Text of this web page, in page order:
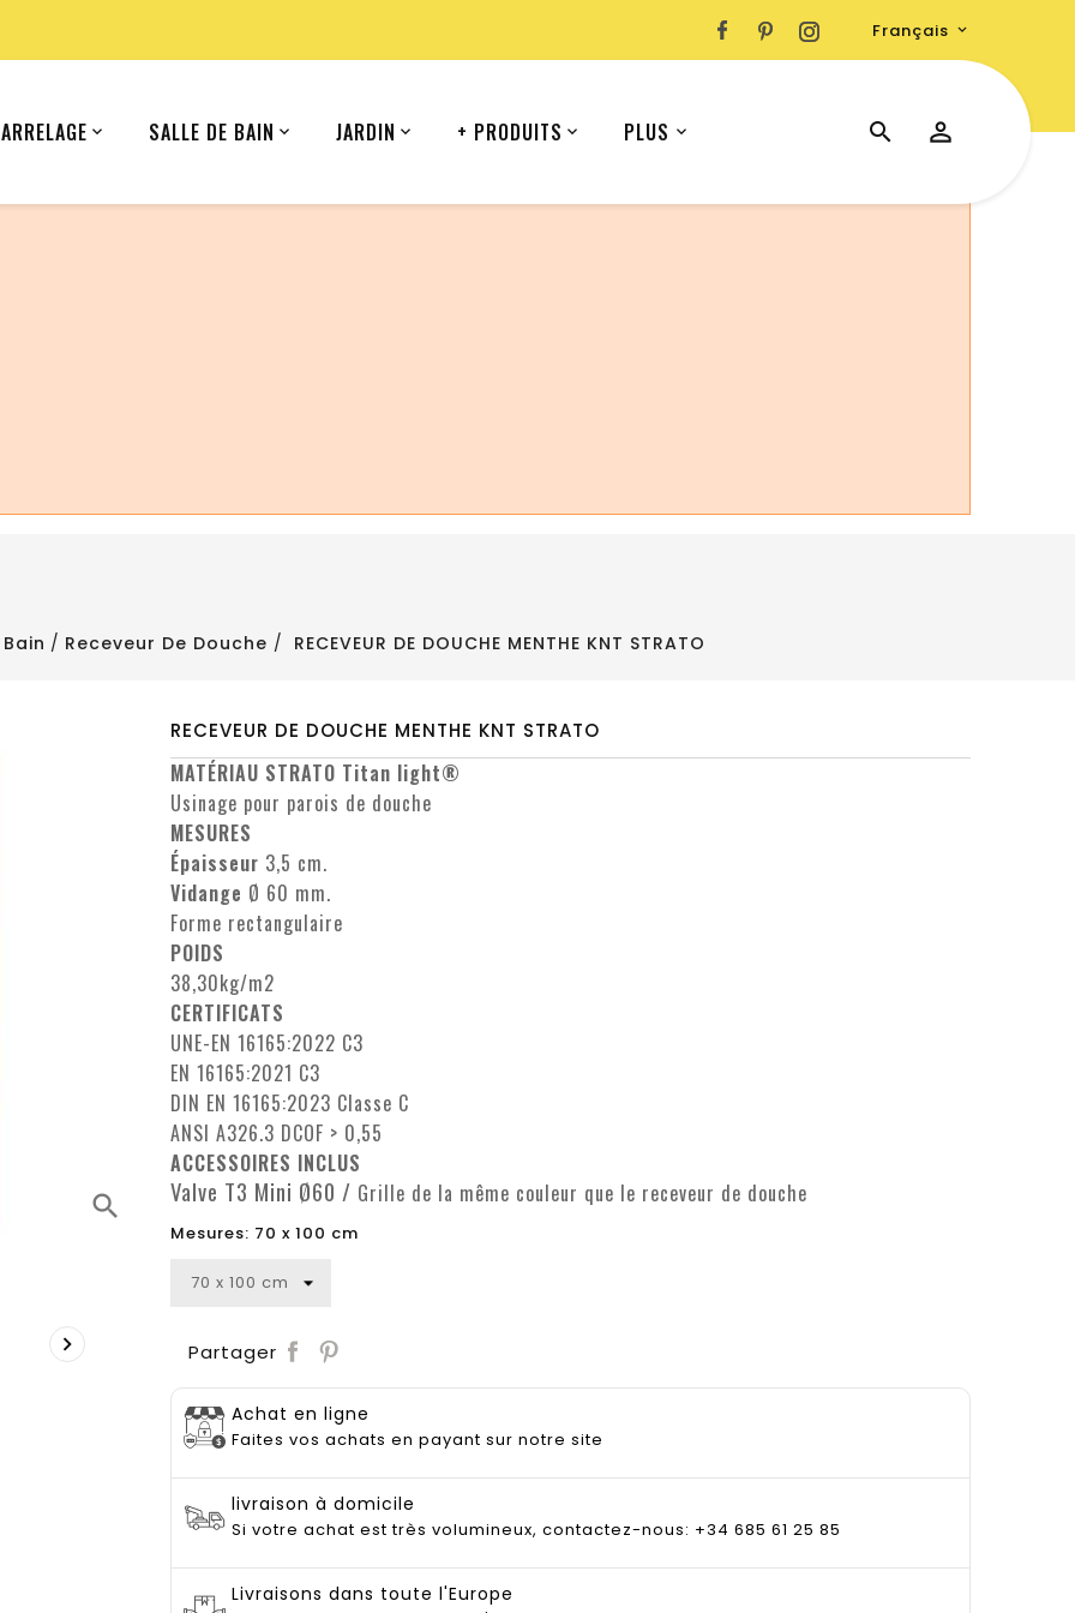
Français 
SALLE DE BAIN JARDIN + PRODUITS PLUS
depuis votre pays (United States).
Receveur De Douche RECEVEUR DE DOUCHE MENTHE KNT STRATO
search

RECEVEUR DE DOUCHE MENTHE KNT STRATO
MATÉRIAU STRATO Titan light®
Usinage pour parois de douche
MESURES
Épaisseur 3,5 cm.
Vidange Ø 60 mm.
Forme rectangulaire
POIDS
38,30kg/m2
CERTIFICATS
UNE-EN 16165:2022 C3
EN 16165:2021 C3
DIN EN 16165:2023 Classe C
ANSI A326.3 DCOF > 0,55
ACCESSOIRES INCLUS
Valve T3 Mini Ø60 / Grille de la même couleur que le receveur de douche
Mesures: 70 x 100 cm
Partager
Achat en ligne
Faites vos achats en payant sur notre site
livraison à domicile
Si votre achat est très volumineux, contactez-nous: +34 685 61 25 85
Livraisons dans toute l'Europe